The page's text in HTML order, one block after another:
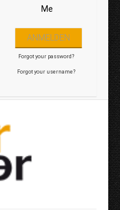
Me
Forgot your password?
Forgot your username?